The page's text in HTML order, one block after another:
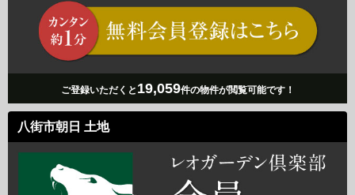
ご登録いただくと 19,059件の物件が閲覧可能です！
八街市朝日 土地